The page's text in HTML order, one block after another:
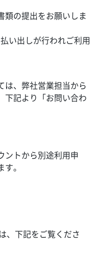
類の提出をお願いしま
い出しが行われご利用
は、弊社営業担当から
下記より「お問い合わ
ントから別途利用申
。
、下記をご覧くださ